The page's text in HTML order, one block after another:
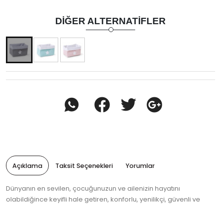
DIĞER ALTERNATIFLER
Açıklama Taksit Seçenekleri Yorumlar
Dünyanın en sevilen, çocuğunuzun ve ailenizin hayatını
olabildiğince keyifli hale getiren, konforlu, yenilikçi, güvenli ve